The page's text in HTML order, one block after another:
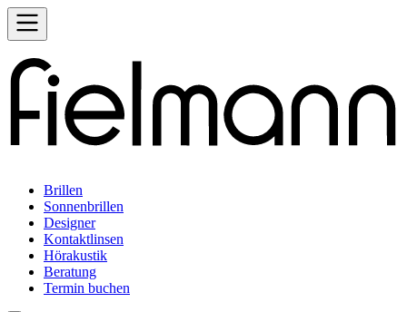
Brillen
Sonnenbrillen
Designer
Kontaktlinsen
Hörakustik
Beratung
Termin buchen